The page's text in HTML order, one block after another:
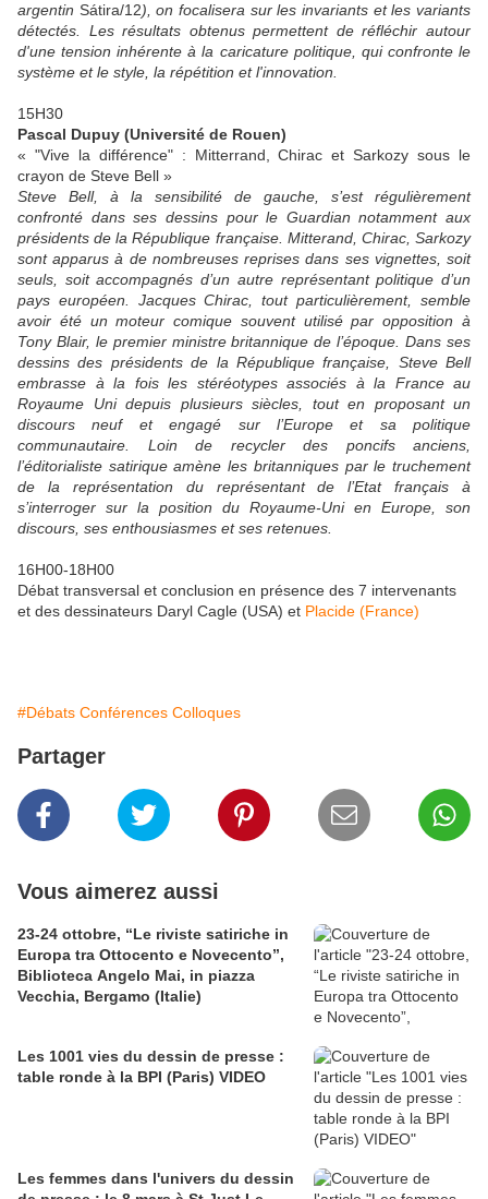
argentin Sátira/12), on focalisera sur les invariants et les variants
détectés. Les résultats obtenus permettent de réfléchir autour
d'une tension inhérente à la caricature politique, qui confronte le
système et le style, la répétition et l'innovation.
15H30
Pascal Dupuy (Université de Rouen)
« "Vive la différence" : Mitterrand, Chirac et Sarkozy sous le
crayon de Steve Bell »
Steve Bell, à la sensibilité de gauche, s’est régulièrement
confronté dans ses dessins pour le Guardian notamment aux
présidents de la République française. Mitterand, Chirac, Sarkozy
sont apparus à de nombreuses reprises dans ses vignettes, soit
seuls, soit accompagnés d’un autre représentant politique d’un
pays européen. Jacques Chirac, tout particulièrement, semble
avoir été un moteur comique souvent utilisé par opposition à
Tony Blair, le premier ministre britannique de l’époque. Dans ses
dessins des présidents de la République française, Steve Bell
embrasse à la fois les stéréotypes associés à la France au
Royaume Uni depuis plusieurs siècles, tout en proposant un
discours neuf et engagé sur l’Europe et sa politique
communautaire. Loin de recycler des poncifs anciens,
l’éditorialiste satirique amène les britanniques par le truchement
de la représentation du représentant de l’Etat français à
s’interroger sur la position du Royaume-Uni en Europe, son
discours, ses enthousiasmes et ses retenues.
16H00-18H00
Débat transversal et conclusion en présence des 7 intervenants
et des dessinateurs Daryl Cagle (USA) et Placide (France)
#Débats Conférences Colloques
Partager
Vous aimerez aussi
23-24 ottobre, “Le riviste satiriche in
Europa tra Ottocento e Novecento”,
Biblioteca Angelo Mai, in piazza
Vecchia, Bergamo (Italie)
Les 1001 vies du dessin de presse :
table ronde à la BPI (Paris) VIDEO
Les femmes dans l'univers du dessin